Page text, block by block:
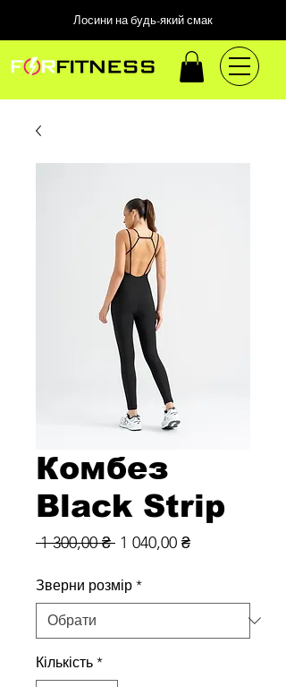
Лосини на будь-який смак
Комбез
Black Strip
1 300,00 ₴ Звичайна
1 040,00 ₴За
Зверни розмір *
Кількість *